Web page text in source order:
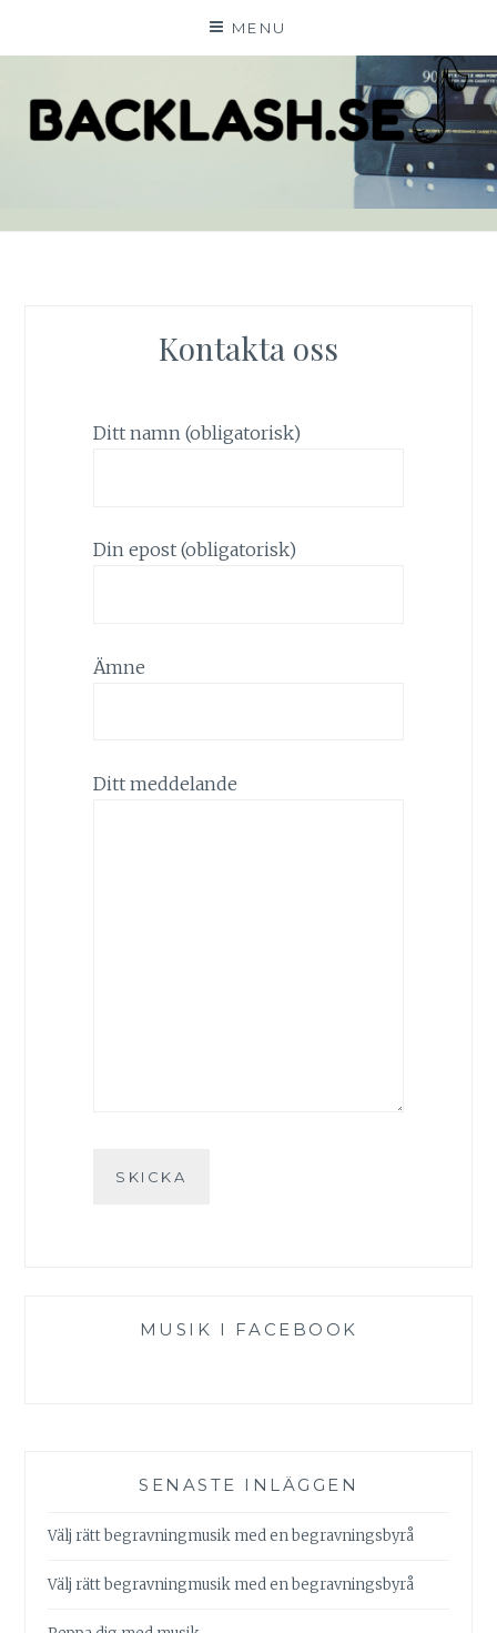
MENU
Kontakta oss
Ditt namn (obligatorisk)
Din epost (obligatorisk)
Ämne
Ditt meddelande
MUSIK I FACEBOOK
SENASTE INLÄGGEN
Välj rätt begravningmusik med en begravningsbyrå
Välj rätt begravningmusik med en begravningsbyrå